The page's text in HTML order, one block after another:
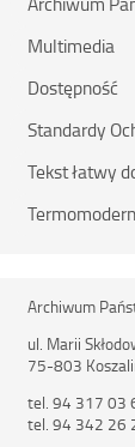
Multimedia
Dostępność
Standardy
Tekst łatwy
Archiwum
ul. Marii
75-803
tel. 94 317 03
tel. 94 342 26